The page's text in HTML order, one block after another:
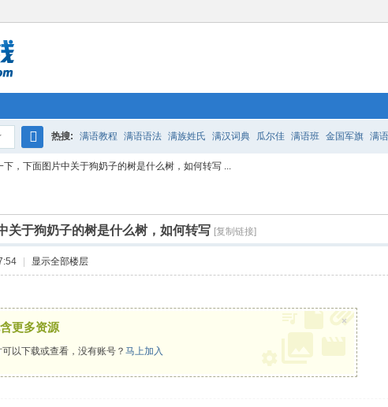
搜
热搜: 满语教程 满语语法 满族姓氏 满汉词典 瓜尔佳 满语班 金国军旗 满
百二老人语录 凤城 满汉词典
下，下面图片中关于狗奶子的树是什么树，如何转写 ...
关于狗奶子的树是什么树，如何转写 [复制链接]
显示全部楼层
更多资源
可以下载或查看，没有账号？ 马上加入
×